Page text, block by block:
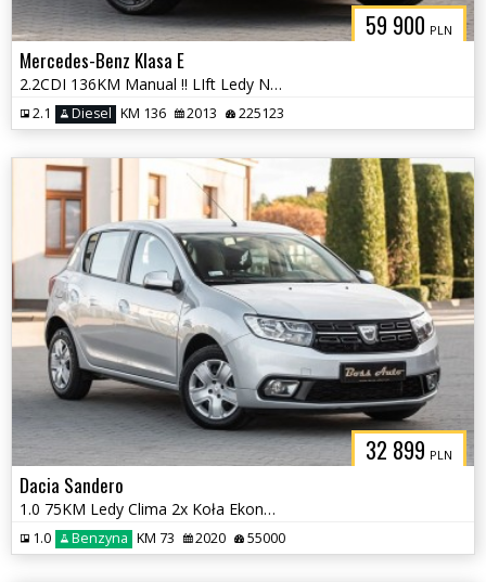
59 900 PLN
Mercedes-Benz Klasa E
2.2CDI 136KM Manual !! LIft Ledy Navi Skóra Alu 18 " Serwis Gwarancjia
2.1 Diesel KM 136 2013 225123
32 899 PLN
Dacia Sandero
1.0 75KM Ledy Clima 2x Koła Ekonomiczne Autko !!
1.0 Benzyna KM 73 2020 55000